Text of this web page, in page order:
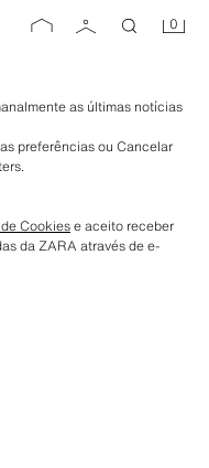
0
as últimas notícias
preferências ou Cancelar
Cookiese aceito receber
da ZARA através de e-